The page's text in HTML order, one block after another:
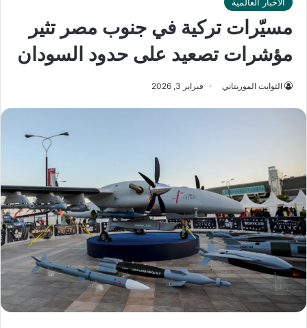
مسيّرات تركية في جنوب مصر تثير
مؤشرات تصعيد على حدود السودان
الثوابت الموريتاني فبراير 3, 2026